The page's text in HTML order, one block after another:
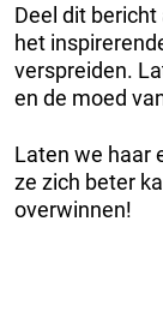
Deel dit
het
verspreiden.
en de moed
Laten we haar
ze zich beter
overwinnen!